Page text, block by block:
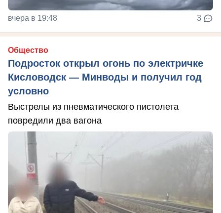
вчера в 19:48 3
Общество
Подросток открыл огонь по электричке
Кисловодск — Минводы и получил год
условно
Выстрелы из пневматического пистолета
повредили два вагона